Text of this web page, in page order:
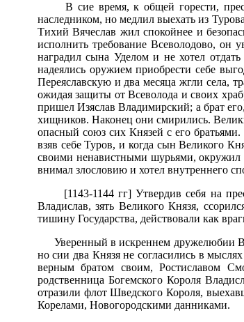
В сие время, к общей горести,
наследником, но медлил выехать из
Тихий Вячеслав жил спокойнее и
исполнить требование Всеволодово, он
наградил сына Уделом и не хотел
надеялись оружием приобрести себе
Переяславскую и два месяца жгли села,
ожидая защиты от Всеволода и своих
пришел Изяслав Владимирский; а брат
хищников. Наконец они смирились.
опасный союз сих Князей с его братьями.
взяв себе Туров, и когда сын Великого
своими ненавистными шурьями, окружил
внимал злословию и хотел внутреннего
[1143-1144 гг] Утвердив себя на
Владислав, зять Великого Князя,
тишину Государства, действовали как
Уверенный в искреннем дружелюбии
но сии два Князя не согласились в
верным братом своим, Ростиславом
родственница Богемского Короля
отразили флот Шведского Короля,
Корелами, Новогородскими данниками.